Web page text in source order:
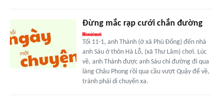
Đừng mắc rạp cưới chắn đường
Tối 11-1, anh Thành (ở xã Phù Đổng) đến nhà
anh Sáu ở thôn Hà Lỗ, (xã Thư Lâm) chơi. Lúc
về, anh Thành được anh Sáu chỉ đường đi qua
làng Châu Phong rồi qua cầu vượt Quậy để về,
tránh phải di chuyển xa.